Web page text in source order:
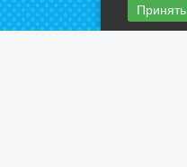
Принять